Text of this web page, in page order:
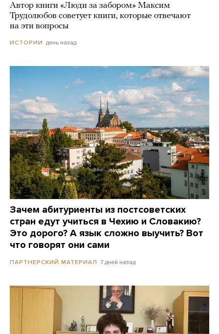
Автор книги «Люди за забором» Максим
Трудолюбов советует книги, которые отвечают
на эти вопросы
ИСТОРИИ день назад
Зачем абитуриенты из постсоветских
стран едут учиться в Чехию и Словакию?
Это дорого? А язык сложно выучить? Вот
что говорят они сами
ПАРТНЕРСКИЙ МАТЕРИАЛ 7 дней назад